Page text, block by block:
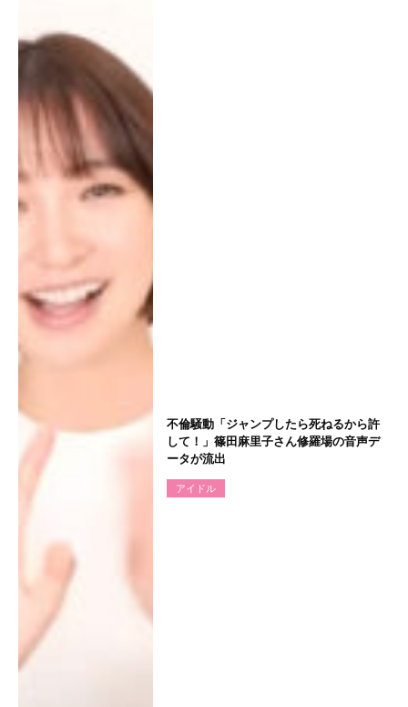
不倫騒動「ジャンプしたら死ねるから許
して！」篠田麻里子さん修羅場の音声デ
ータが流出
アイドル